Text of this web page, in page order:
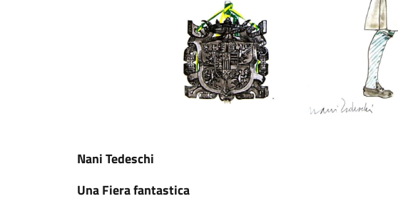
Nani Tedeschi
Una Fiera fantastica